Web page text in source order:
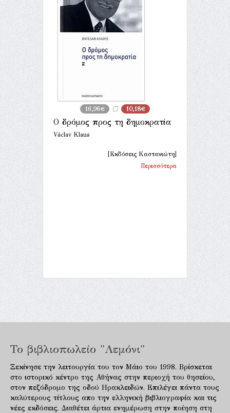
16,96€ 10,18€
Ο δρόμος προς τη δημοκρατία
Václav Klaus
[Εκδόσεις Καστανιώτη]
Περισσότερα
Το βιβλιοπωλείο "Λεμόνι"
Ξεκίνησε την λειτουργία του τον Μάιο του 1998. Βρίσκεται
στο ιστορικό κέντρο της Αθήνας στην περιοχή του θησείου,
στον πεζόδρομο της οδού Ηρακλειδών. Επιλέγει πάντα τους
καλύτερους τίτλους απο την ελληνική βιβλιογραφία και τις
νέες εκδόσεις. Διαθέτει άρτια ενημέρωση στην ποίηση στη